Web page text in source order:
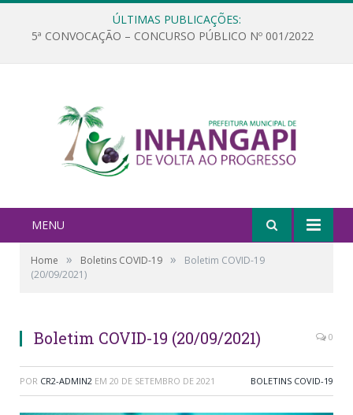
ÚLTIMAS PUBLICAÇÕES:
5ª CONVOCAÇÃO – CONCURSO PÚBLICO Nº 001/2022
MENU
Home » Boletins COVID-19 »
Boletim COVID-19
(20/09/2021)
Boletim COVID-19 (20/09/2021) 0
POR CR2-ADMIN2 EM 20 DE SETEMBRO DE 2021 BOLETINS COVID-19